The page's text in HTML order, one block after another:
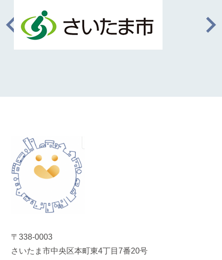
〒338-0003
さいたま市中央区本町東4丁目7番20号